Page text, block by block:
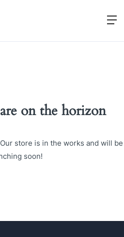
on the horizon
store is in the works and will be
soon!